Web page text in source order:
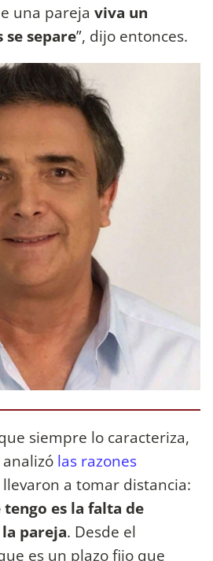
una pareja viva un
separe”, dijo entonces.
siempre lo caracteriza,
las razones
a tomar distancia:
es la falta de
pareja. Desde el
es un plazo fijo que